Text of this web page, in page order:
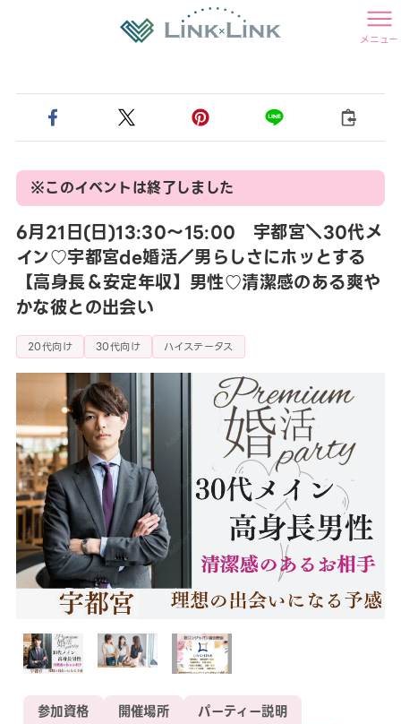
メニュー
※このイベントは終了しました
6月21日(日)13:30〜15:00 宇都宮＼30代メ
イン♡宇都宮de婚活／男らしさにホッとする
【高身長＆安定年収】男性♡清潔感のある爽や
かな彼との出会い
20代向け 30代向け ハイステータス
参加資格 開催場所
パーティー説明